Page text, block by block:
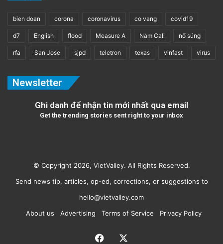
bien doan corona coronavirus co vang covid19
d7 English flood Measure A Nam Cali nổ súng
rfa San Jose sjpd teletron texas vinfast virus
Newsletter
Ghi danh để nhận tin mới nhất qua email
Get the trending stories sent right to your inbox
© Copyright 2026, VietValley. All Rights Reserved.
Send news tip, articles, op-ed, corrections, or suggestions to
hello@vietvalley.com
About us
Advertising Terms of Service Privacy Policy
Facebook